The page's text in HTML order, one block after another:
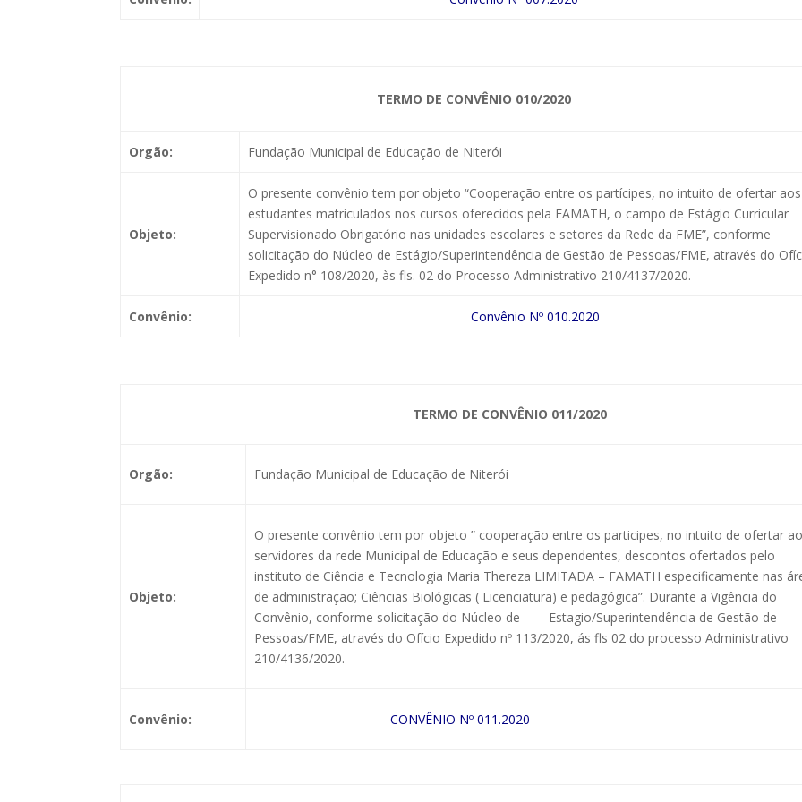
TERMO DE CONVÊNIO 010/2020
Orgão: Fundação Municipal de Educação de Niterói
Objeto:
O presente convênio tem por objeto “Cooperação entre os partícipes, no intuito de ofertar aos
estudantes matriculados nos cursos oferecidos pela FAMATH, o campo de Estágio Curricular
Supervisionado Obrigatório nas unidades escolares e setores da Rede da FME”, conforme
solicitação do Núcleo de Estágio/Superintendência de Gestão de Pessoas/FME, através do
Expedido n° 108/2020, às fls. 02 do Processo Administrativo 210/4137/2020.
Convênio: Convênio Nº 010.2020
TERMO DE CONVÊNIO 011/2020
Orgão: Fundação Municipal de Educação de Niterói
Objeto:
O presente convênio tem por objeto ” cooperação entre os participes, no intuito de ofertar
servidores da rede Municipal de Educação e seus dependentes, descontos ofertados pelo
instituto de Ciência e Tecnologia Maria Thereza LIMITADA – FAMATH especificamente nas
de administração; Ciências Biológicas ( Licenciatura) e pedagógica”. Durante a Vigência do
Convênio, conforme solicitação do Núcleo de Estagio/Superintendência de Gestão de
Pessoas/FME, através do Ofício Expedido nº 113/2020, ás fls 02 do processo Administrativo
210/4136/2020.
Convênio: CONVÊNIO Nº 011.2020